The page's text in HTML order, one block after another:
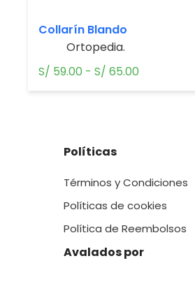
Collarín Blando
Ortopedia.
S/ 59.00 - S/ 65.00
S/ 65.00
Políticas
Términos y Condiciones
Políticas de cookies
Política de Reembolsos
Avalados por